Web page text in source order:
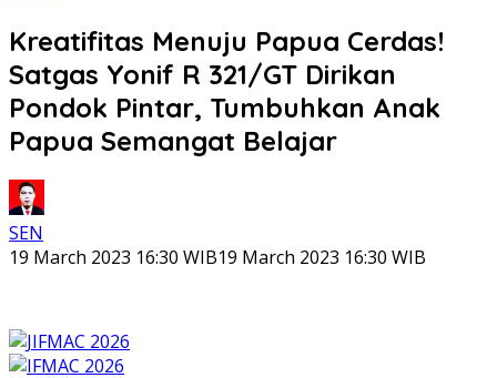
Kreatifitas Menuju Papua Cerdas!
Satgas Yonif R 321/GT Dirikan
Pondok Pintar, Tumbuhkan Anak
Papua Semangat Belajar
SEN
19 March 2023 16:30 WIB19 March 2023 16:30 WIB